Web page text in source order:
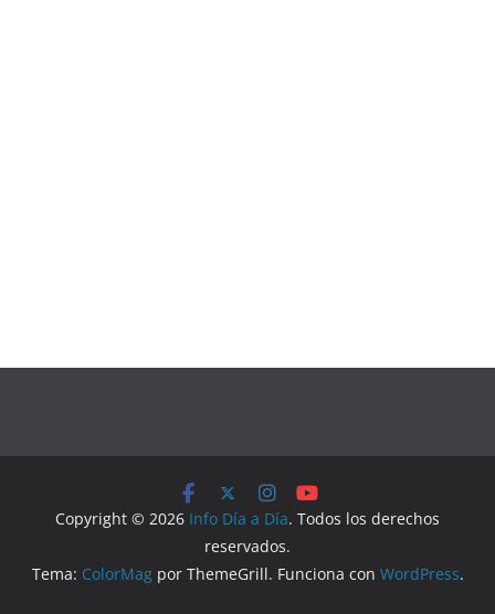
Copyright © 2026 Info Día a Día. Todos los derechos
reservados.
Tema: ColorMagpor ThemeGrill. Funciona con WordPress.